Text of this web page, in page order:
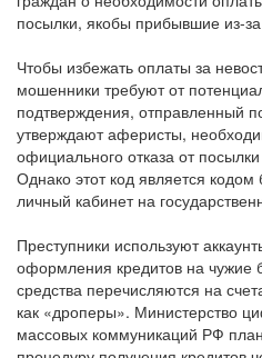
посылки, якобы прибывшие из-
Чтобы избежать оплаты за
мошенники требуют от
подтверждения, отправленный
утверждают аферисты,
официального отказа от
Однако этот код является кодом
личный кабинет на
Преступники используют
оформления кредитов на чужие
средства перечисляются на
как «дроперы». Министерство
массовых коммуникаций РФ